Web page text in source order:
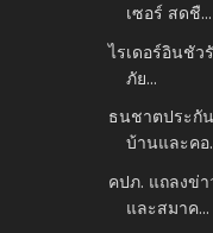
เซอร์ สดชื...
ไรเดอร์อินชัว
ภัย...
ธนชาตประกั
บ้านและคอ
คปภ. แถลงข่
และสมาค...